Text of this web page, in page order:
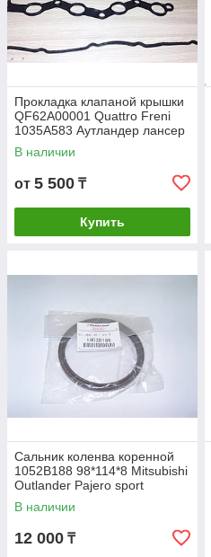
Прокладка клапаной крышки
QF62A00001 Quattro Freni
1035A583 Аутландер лансер
Outlander Lancer X 4G69
4B11
В наличии
от 5 500 ₸
Купить
Сальник коленва коренной
1052B188 98*114*8 Mitsubishi
Outlander Pajero sport
Митсубиши Аутландер
Паджеро спорт
В наличии
12 000 ₸